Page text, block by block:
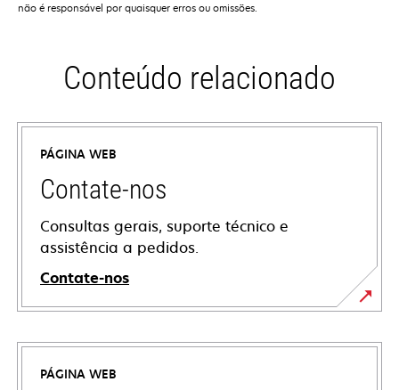
não é responsável por quaisquer erros ou omissões.
Conteúdo relacionado
PÁGINA WEB
Contate-nos
Consultas gerais, suporte técnico e
assistência a pedidos.
Contate-nos
PÁGINA WEB